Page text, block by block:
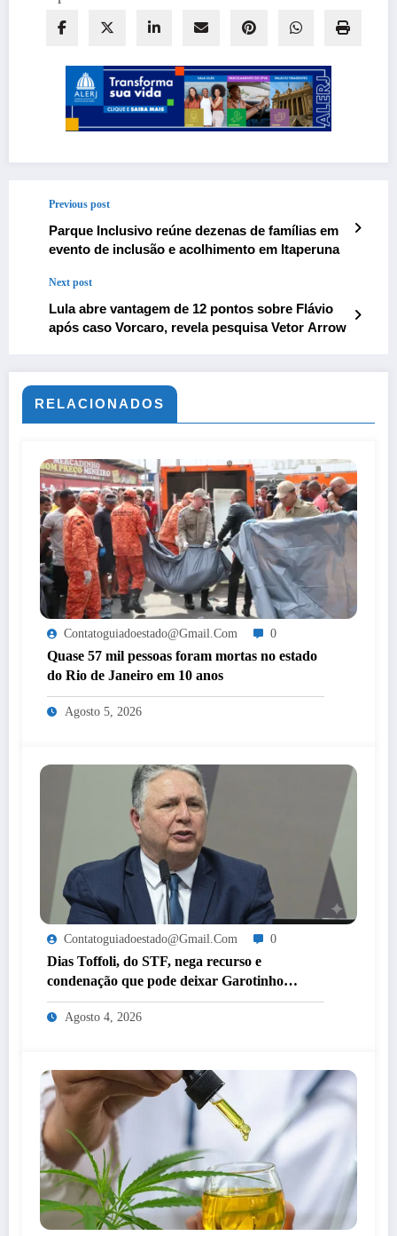
Previous post
Parque Inclusivo reúne dezenas de famílias em
evento de inclusão e acolhimento em Itaperuna
Next post
Lula abre vantagem de 12 pontos sobre Flávio
após caso Vorcaro, revela pesquisa Vetor Arrow
RELACIONADOS
Contatoguiadoestado@gmail.com 0
Quase 57 mil pessoas foram mortas no estado
do Rio de Janeiro em 10 anos
Agosto 5, 2026
Contatoguiadoestado@gmail.com 0
Dias Toffoli, do STF, nega recurso e
condenação que pode deixar Garotinho
inelegível agora é definitiva
Agosto 4, 2026